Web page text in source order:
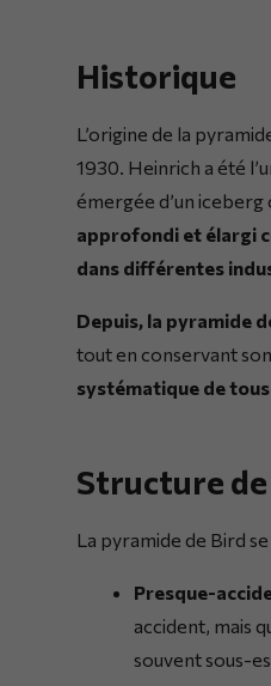
Historique
L’origine de la
1930. Heinrich a été
émergée d’un iceberg
approfondi et élargi
dans différentes
Depuis, la pyramide
tout en conservant
systématique de tous
Structure
La pyramide de Bird
Presque-
accident, mais
souvent sous-